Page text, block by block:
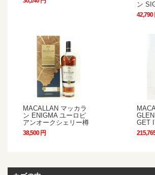
ン
42,790
MACALLAN マッカラ
ン ENIGMA ユーロピ
アンオークシェリー樽
38,500 円
GET